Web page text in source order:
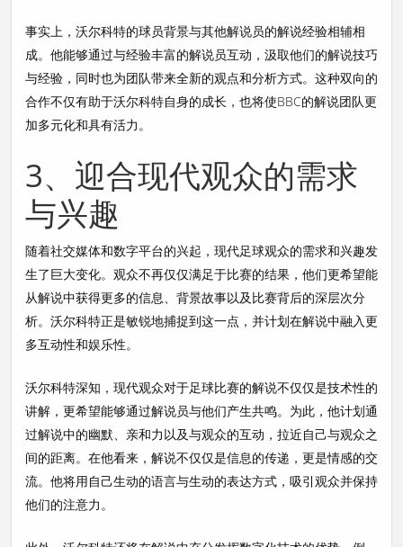
事实上，沃尔科特的球员背景与其他解说员的解说经验相辅相
成。他能够通过与经验丰富的解说员互动，汲取他们的解说技巧
与经验，同时也为团队带来全新的观点和分析方式。这种双向的
合作不仅有助于沃尔科特自身的成长，也将使BBC的解说团队更
加多元化和具有活力。
3、迎合现代观众的需求
与兴趣
随着社交媒体和数字平台的兴起，现代足球观众的需求和兴趣发
生了巨大变化。观众不再仅仅满足于比赛的结果，他们更希望能
从解说中获得更多的信息、背景故事以及比赛背后的深层次分
析。沃尔科特正是敏锐地捕捉到这一点，并计划在解说中融入更
多互动性和娱乐性。
沃尔科特深知，现代观众对于足球比赛的解说不仅仅是技术性的
讲解，更希望能够通过解说员与他们产生共鸣。为此，他计划通
过解说中的幽默、亲和力以及与观众的互动，拉近自己与观众之
间的距离。在他看来，解说不仅仅是信息的传递，更是情感的交
流。他将用自己生动的语言与生动的表达方式，吸引观众并保持
他们的注意力。